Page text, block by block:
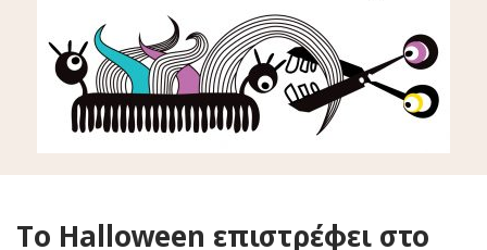
Τo Halloween επιστρέφει στο